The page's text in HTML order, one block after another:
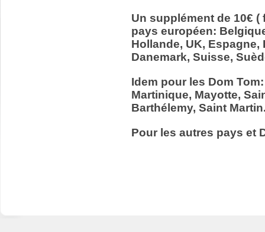
Un supplément de 10€
pays européen:
Hollande, UK,
Danemark, Suisse,
Idem pour les Dom
Martinique, Mayotte,
Barthélemy, Saint
Pour les autres pays et